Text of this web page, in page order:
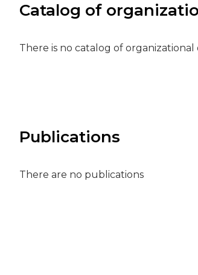
Catalog of
There is no catalog of
Publications
There are no publications